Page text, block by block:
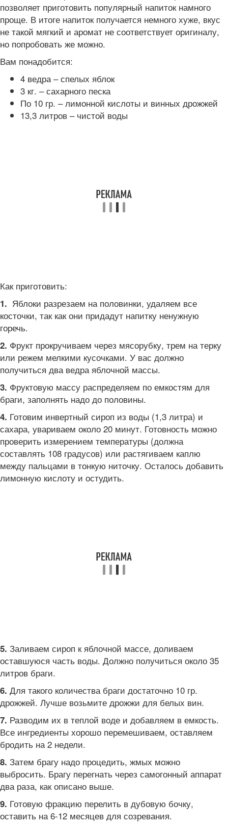
позволяет приготовить популярный напиток намного
проще. В итоге напиток получается немного хуже, вкус
не такой мягкий и аромат не соответствует оригиналу,
но попробовать же можно.
Вам понадобится:
4 ведра – спелых яблок
3 кг. – сахарного песка
По 10 гр. – лимонной кислоты и винных дрожжей
13,3 литров – чистой воды
Как приготовить:
1. Яблоки разрезаем на половинки, удаляем все
косточки, так как они придадут напитку ненужную
горечь.
2. Фрукт прокручиваем через мясорубку, трем на терку
или режем мелкими кусочками. У вас должно
получиться два ведра яблочной массы.
3. Фруктовую массу распределяем по емкостям для
браги, заполнять надо до половины.
4. Готовим инвертный сироп из воды (1,3 литра) и
сахара, увариваем около 20 минут. Готовность можно
проверить измерением температуры (должна
составлять 108 градусов) или растягиваем каплю
между пальцами в тонкую ниточку. Осталось добавить
лимонную кислоту и остудить.
5. Заливаем сироп к яблочной массе, доливаем
оставшуюся часть воды. Должно получиться около 35
литров браги.
6. Для такого количества браги достаточно 10 гр.
дрожжей. Лучше возьмите дрожжи для белых вин.
7. Разводим их в теплой воде и добавляем в емкость.
Все ингредиенты хорошо перемешиваем, оставляем
бродить на 2 недели.
8. Затем брагу надо процедить, жмых можно
выбросить. Брагу перегнать через самогонный аппарат
два раза, как описано выше.
9. Готовую фракцию перелить в дубовую бочку,
оставить на 6-12 месяцев для созревания.